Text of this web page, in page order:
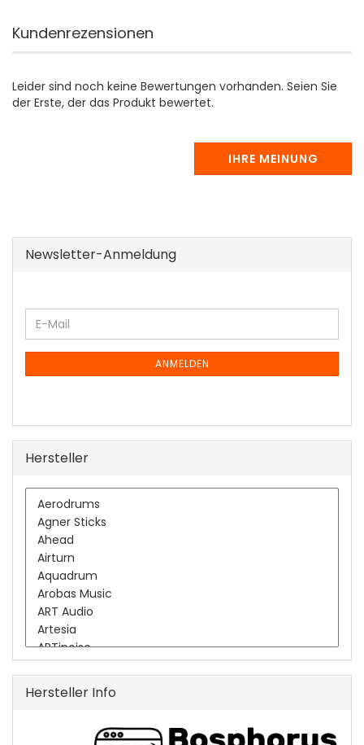
Kundenrezensionen
Leider sind noch keine Bewertungen vorhanden. Seien Sie
der Erste, der das Produkt bewertet.
IHRE MEINUNG
Newsletter-Anmeldung
WEITER
ZUR
NEWSLETTER-
E-
Mail
ANMELDEN
Hersteller
Hersteller Info